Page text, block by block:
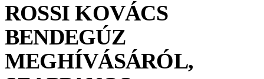
ROSSI KOVÁCS
BENDEGÚZ
MEGHÍVÁSÁRÓL,